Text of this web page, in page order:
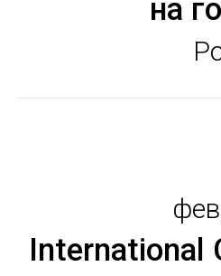
на
International